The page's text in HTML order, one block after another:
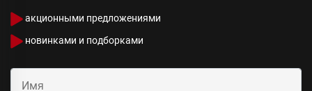
акционными предложениями
новинками и подборками